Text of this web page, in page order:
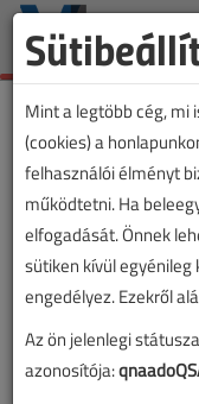
Mint a legtöbb cég, mi
(cookies) a
felhasználói élményt
működtetni. Ha
elfogadását. Önnek
sütiken kívül
engedélyez. Ezekről
Az ön jelenlegi
azonosítója: